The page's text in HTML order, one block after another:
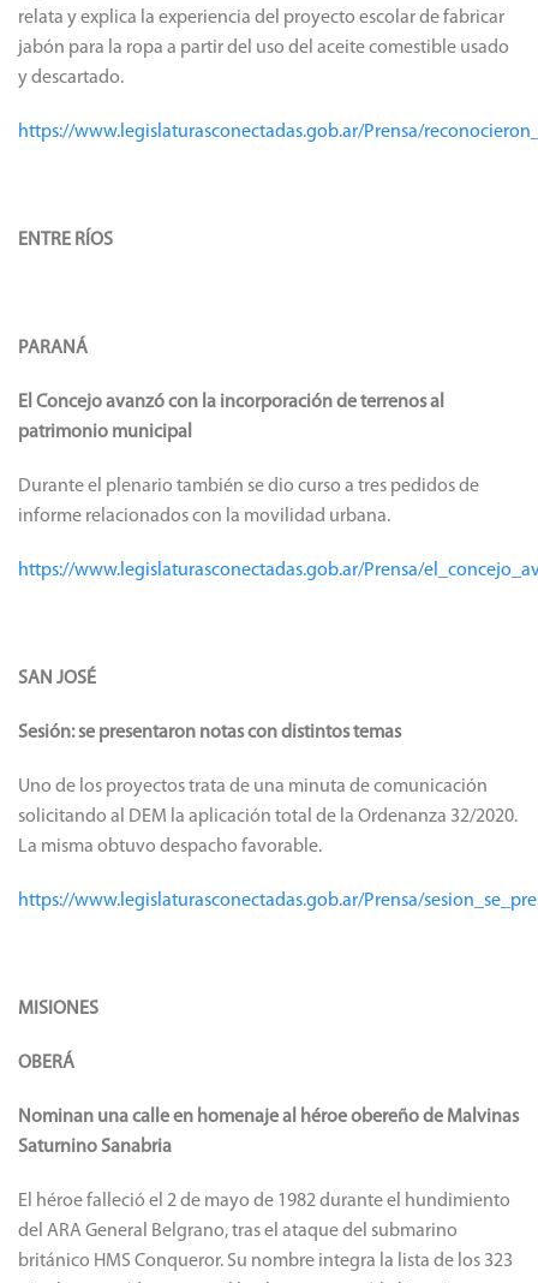
relata y explica la experiencia del proyecto escolar de fabricar
jabón para la ropa a partir del uso del aceite comestible usado
y descartado.
https://www.legislaturasconectadas.gob.ar/Prensa/
ENTRE RÍOS
PARANÁ
El Concejo avanzó con la incorporación de terrenos al
patrimonio municipal
Durante el plenario también se dio curso a tres pedidos de
informe relacionados con la movilidad urbana.
https://www.legislaturasconectadas.gob.ar/Prensa/
SAN JOSÉ
Sesión: se presentaron notas con distintos temas
Uno de los proyectos trata de una minuta de comunicación
solicitando al DEM la aplicación total de la Ordenanza 32/2020.
La misma obtuvo despacho favorable.
https://www.legislaturasconectadas.gob.ar/Prensa/
MISIONES
OBERÁ
Nominan una calle en homenaje al héroe obereño de Malvinas
Saturnino Sanabria
El héroe falleció el 2 de mayo de 1982 durante el hundimiento
del ARA General Belgrano, tras el ataque del submarino
británico HMS Conqueror. Su nombre integra la lista de los 323